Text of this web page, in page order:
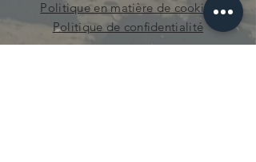
Politique en matière de cookies
Politique de confidentialité